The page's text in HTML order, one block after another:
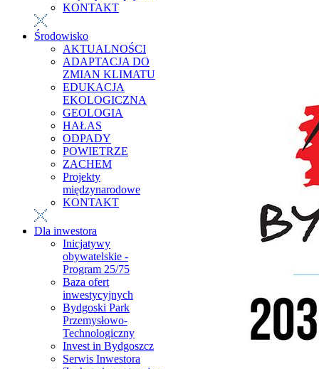
KONTAKT
Środowisko
AKTUALNOŚCI
ADAPTACJA DO
ZMIAN KLIMATU
EDUKACJA
EKOLOGICZNA
GEOLOGIA
HAŁAS
ODPADY
POWIETRZE
ZACHEM
Projekty
międzynarodowe
KONTAKT
Dla inwestora
Inicjatywy
obywatelskie -
Program 25/75
Baza ofert
inwestycyjnych
Bydgoski Park
Przemysłowo-
Technologiczny
Invest in Bydgoszcz
Serwis Inwestora